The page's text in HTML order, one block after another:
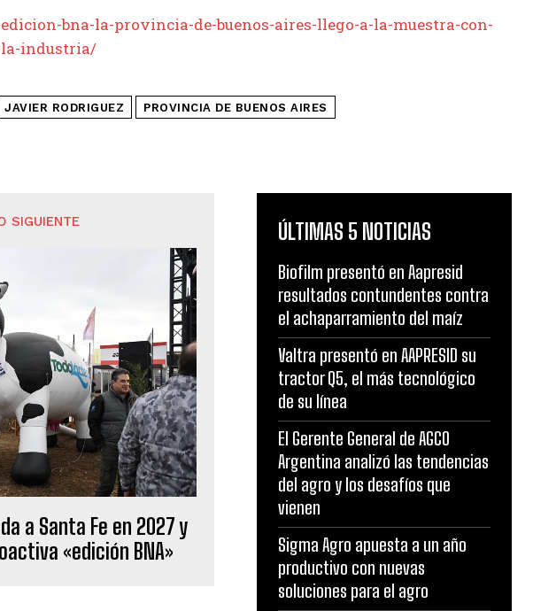
bna-la-provincia-de-buenos-aires-llego-a-la-muestra-con-
la-industria/
JAVIER RODRIGUEZ PROVINCIA DE BUENOS AIRES
SIGUIENTE
a Santa Fe en 2027 y
«edición BNA»
ÚLTIMAS 5 NOTICIAS
Biofilm presentó en Aapresid
resultados contundentes contra
el achaparramiento del maíz
Valtra presentó en AAPRESID su
tractor Q5, el más tecnológico
de su línea
El Gerente General de AGCO
Argentina analizó las tendencias
del agro y los desafíos que
vienen
Sigma Agro apuesta a un año
productivo con nuevas
soluciones para el agro